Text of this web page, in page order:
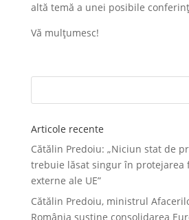
altă temă a unei posibile
Vă mulțumesc!
Articole recente
Cătălin Predoiu: „Niciun stat de
trebuie lăsat singur în protejarea
externe ale UE”
Cătălin Predoiu, ministrul
România susține consolidarea